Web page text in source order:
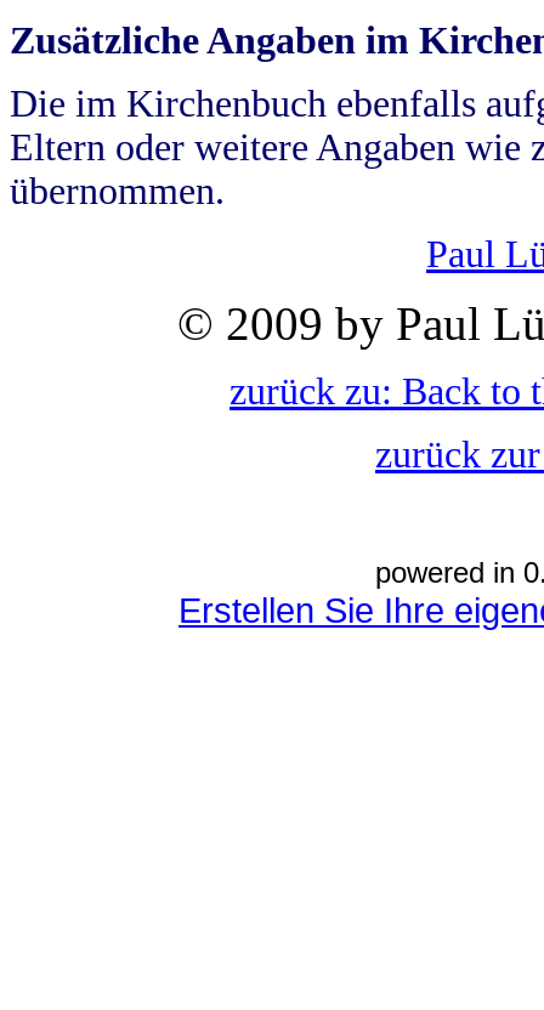
Zusätzliche Angaben im
Die im Kirchenbuch ebenfalls
Eltern oder weitere Angaben wie
übernommen.
Paul
© 2009 by Paul
zurück zu: Back to
zurück
powered in
Erstellen Sie Ihre